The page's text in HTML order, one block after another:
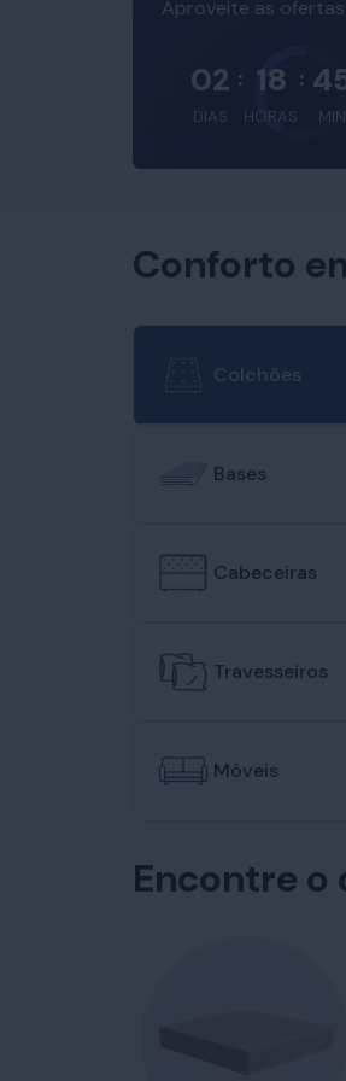
Aproveite as ofertas
02
DIAS
: 18
HORAS
:
MIN
Conforto
Colchões
Bases
Cabeceiras
Travesseiros
Móveis
Encontre o